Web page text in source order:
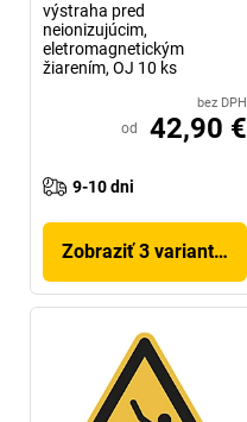
výstraha pred
neionizujúcim,
eletromagnetickým
žiarením, OJ 10 ks
bez DPH
od 42,90 €
9-10 dni
Zobraziť 3 variantov